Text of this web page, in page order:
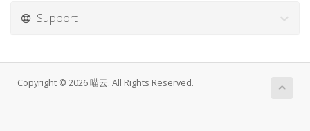
Support
Copyright © 2026 喵云. All Rights Reserved.